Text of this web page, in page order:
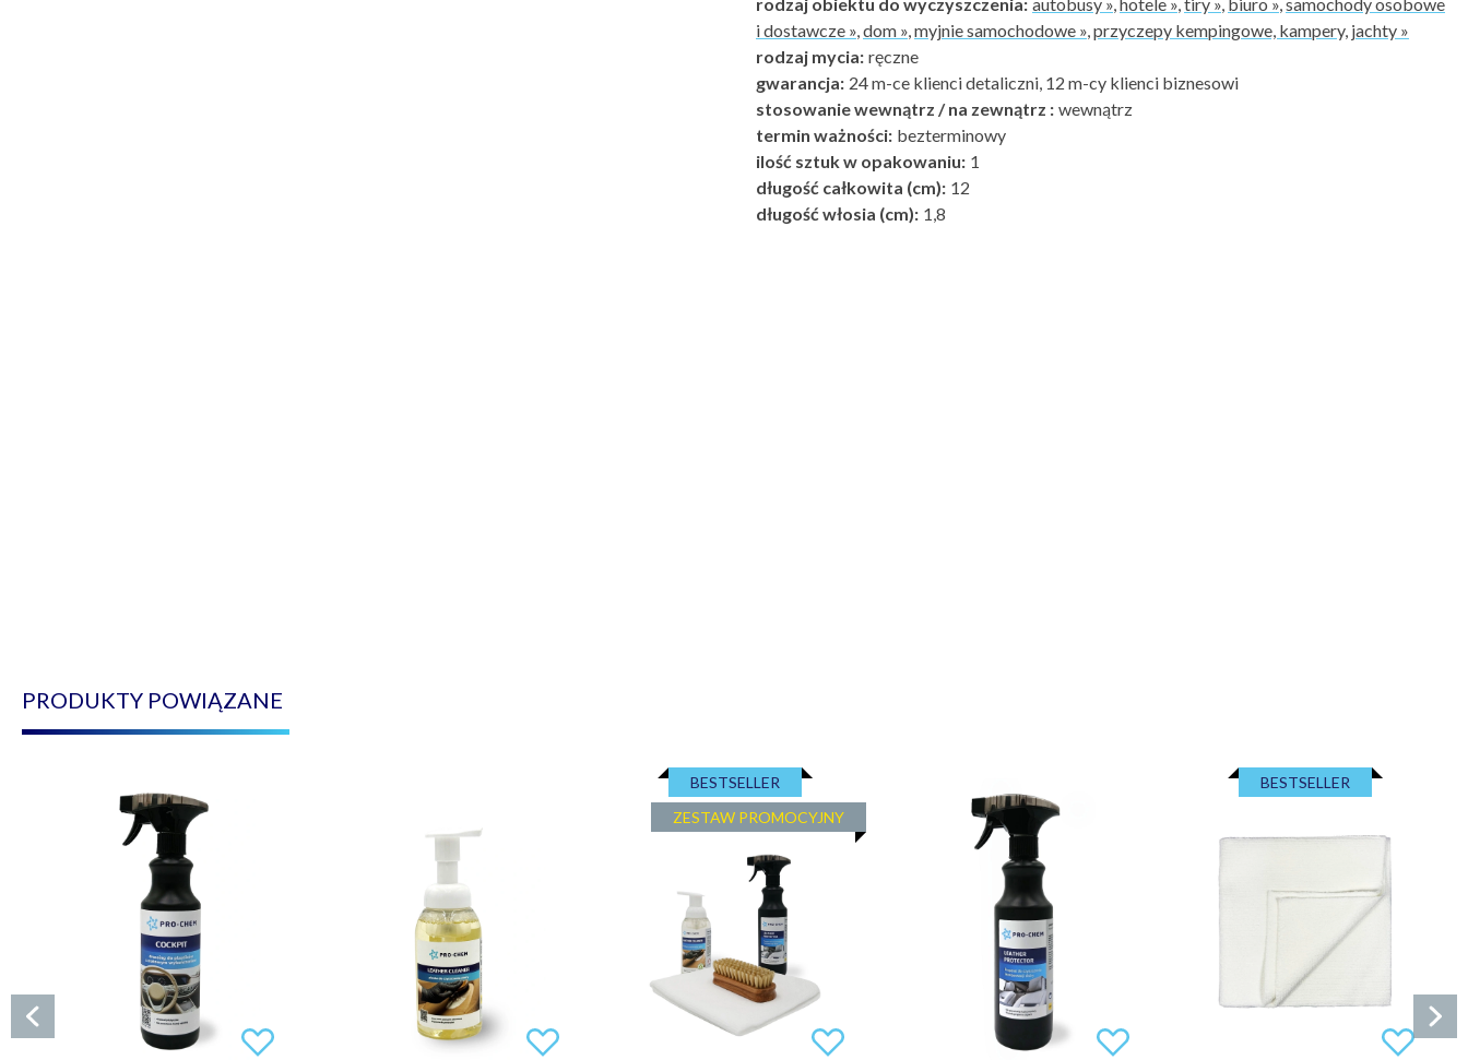
i dostawcze »,dom »,myjnie samochodowe »,przyczepy kempingowe, kampery, jachty »
rodzaj mycia: ręczne
gwarancja: 24 m-ce klienci detaliczni, 12 m-cy klienci biznesowi
stosowanie wewnątrz / na zewnątrz : wewnątrz
termin ważności: bezterminowy
ilość sztuk w opakowaniu: 1
długość całkowita (cm): 12
długość włosia (cm): 1,8
PRODUKTY POWIĄZANE
ZESTAW PROMOCYJNY
BESTSELLER BESTSELLER